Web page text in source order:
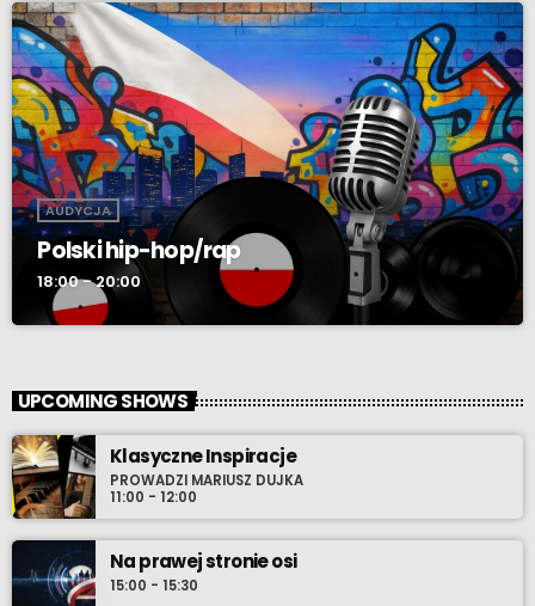
AUDYCJA
Polski hip-hop/rap
18:00 - 20:00
UPCOMING SHOWS
Klasyczne Inspiracje
PROWADZI MARIUSZ DUJKA
11:00 - 12:00
Na prawej stronie osi
15:00 - 15:30